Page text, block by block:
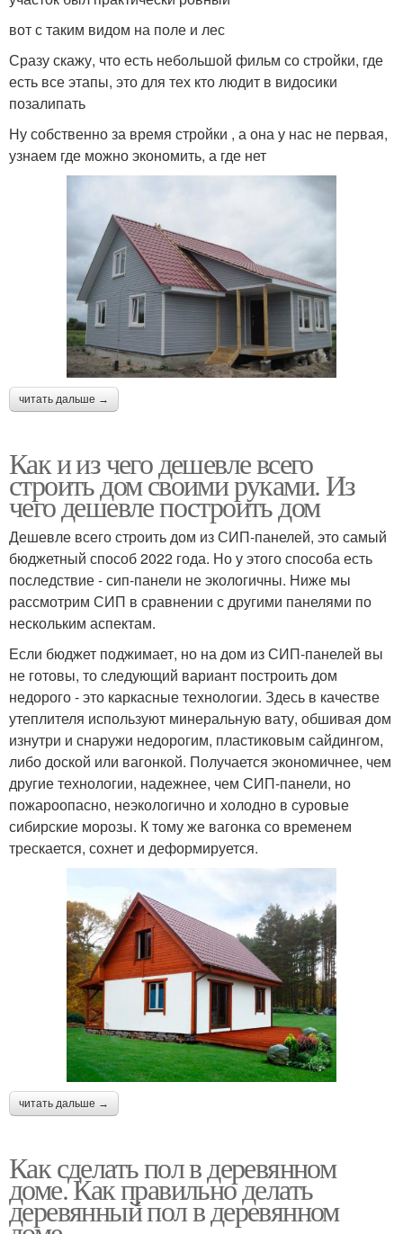
вот с таким видом на поле и лес
Сразу скажу, что есть небольшой фильм со стройки, где
есть все этапы, это для тех кто людит в видосики
позалипать
Ну собственно за время стройки , а она у нас не первая,
узнаем где можно экономить, а где нет
читать дальше →
Как и из чего дешевле всего
строить дом своими руками. Из
чего дешевле построить дом
Дешевле всего строить дом из СИП-панелей, это самый
бюджетный способ 2022 года. Но у этого способа есть
последствие - сип-панели не экологичны. Ниже мы
рассмотрим СИП в сравнении с другими панелями по
нескольким аспектам.
Если бюджет поджимает, но на дом из СИП-панелей вы
не готовы, то следующий вариант построить дом
недорого - это каркасные технологии. Здесь в качестве
утеплителя используют минеральную вату, обшивая дом
изнутри и снаружи недорогим, пластиковым сайдингом,
либо доской или вагонкой. Получается экономичнее, чем
другие технологии, надежнее, чем СИП-панели, но
пожароопасно, неэкологично и холодно в суровые
сибирские морозы. К тому же вагонка со временем
трескается, сохнет и деформируется.
читать дальше →
Как сделать пол в деревянном
доме. Как правильно делать
деревянный пол в деревянном